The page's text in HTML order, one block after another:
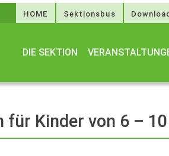
HOME Sektionsbus
DIE SEKTION
für Kinder von 6 –